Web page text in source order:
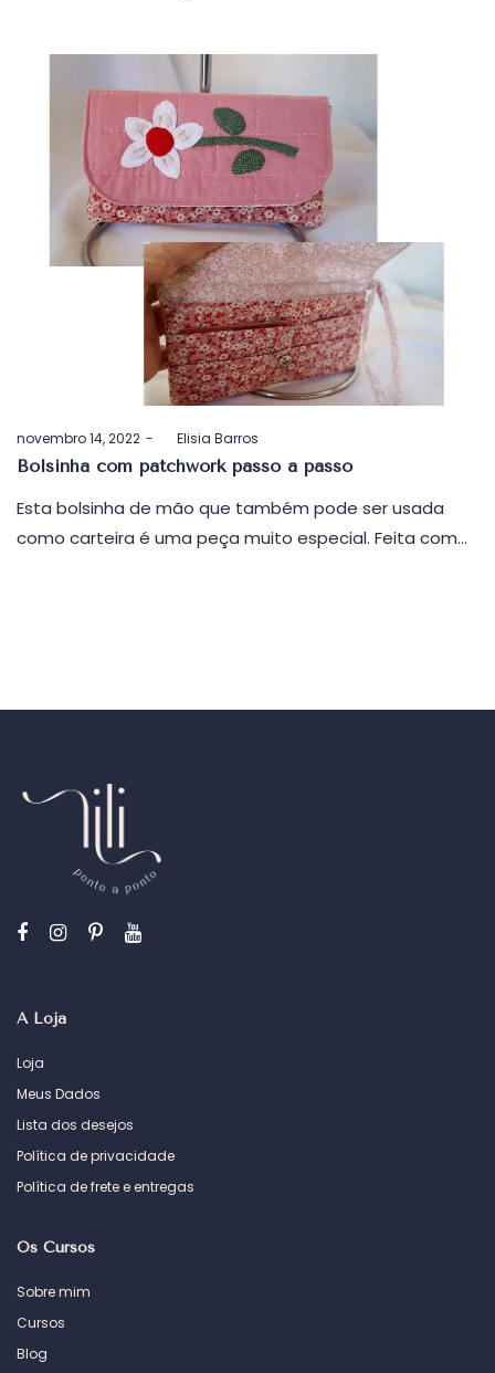
Postado
em
novembro 14, 2022 byElisia Barros
Bolsinha com patchwork passo a passo
Esta bolsinha de mão que também pode ser usada
como carteira é uma peça muito especial. Feita com…
A Loja
Loja
Meus Dados
Lista dos desejos
Política de privacidade
Política de frete e entregas
Os Cursos
Sobre mim
Cursos
Blog